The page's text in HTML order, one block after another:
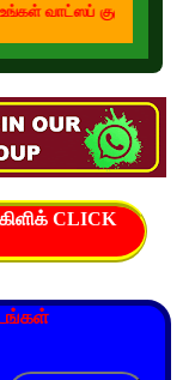
இணைக்கவும்
CLICK